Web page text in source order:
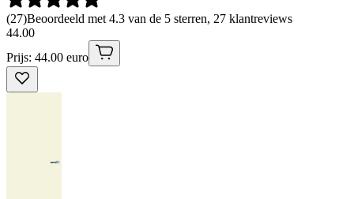
(27)Beoordeeld met 4.3 van de 5 sterren, 27 klantreviews
44.00
Prijs: 44.00 euro